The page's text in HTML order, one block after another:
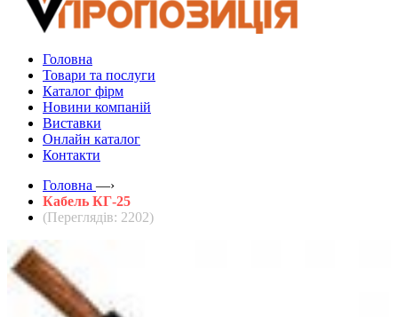
Головна
Товари та послуги
Каталог фірм
Новини компаній
Виставки
Онлайн каталог
Контакти
Головна —›
Кабель КГ-25
(Переглядів: 2202)